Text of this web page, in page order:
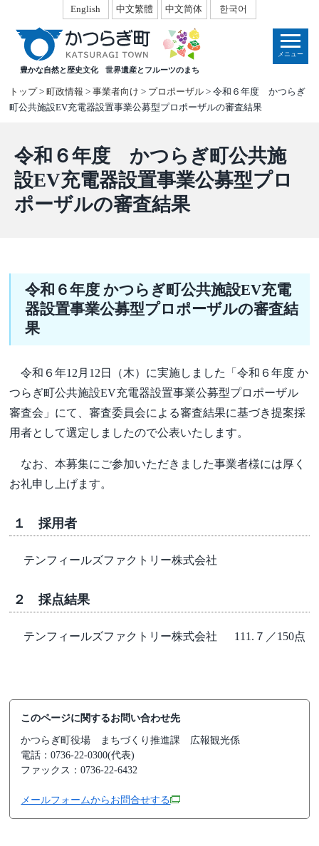
豊かな自然と歴史文化 世界遺産とフルーツのまち
English 中文繁體 中文简体 한국어
メニュー
トップ>町政情報 >事業者向け > プロポーザル > 令和６年度 かつらぎ
町公共施設EV充電器設置事業公募型プロポーザルの審査結果
令和６年度 かつらぎ町公共施
設EV充電器設置事業公募型プロ
ポーザルの審査結果
令和６年度 かつらぎ町公共施設EV充電
器設置事業公募型プロポーザルの審査結
果
令和６年12月12日（木）に実施しました「令和６年度 か
つらぎ町公共施設EV充電器設置事業公募型プロポーザル
審査会」にて、審査委員会による審査結果に基づき提案採
用者として選定しましたので公表いたします。
なお、本募集にご参加いただきました事業者様には厚く
お礼申し上げます。
１ 採用者
テンフィールズファクトリー株式会社
２ 採点結果
テンフィールズファクトリー株式会社 111.７／150点
このページに関するお問い合わせ先
かつらぎ町役場
まちづくり推進課 広報観光係
電話：0736-22-0300(代表)
ファックス：0736-22-6432
メールフォームからお問合せする